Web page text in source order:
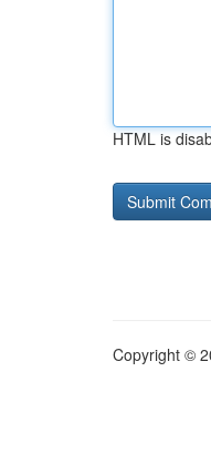
HTML is
Copyright ©